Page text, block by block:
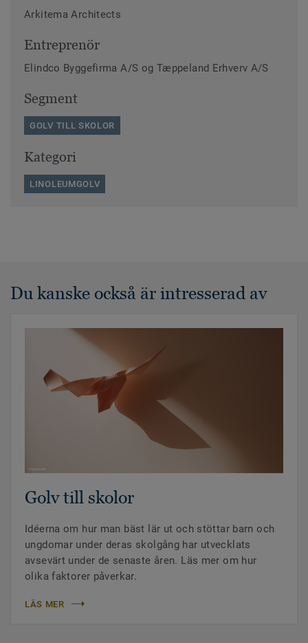
Arkitema Architects
Entreprenör
Elindco Byggefirma A/S og Tæppeland Erhverv A/S
Segment
GOLV TILL SKOLOR
Kategori
LINOLEUMGOLV
Du kanske också är intresserad av
Golv till skolor
Idéerna om hur man bäst lär ut och stöttar barn och
ungdomar under deras skolgång har utvecklats
avsevärt under de senaste åren. Läs mer om hur
olika faktorer påverkar.
LÄS MER